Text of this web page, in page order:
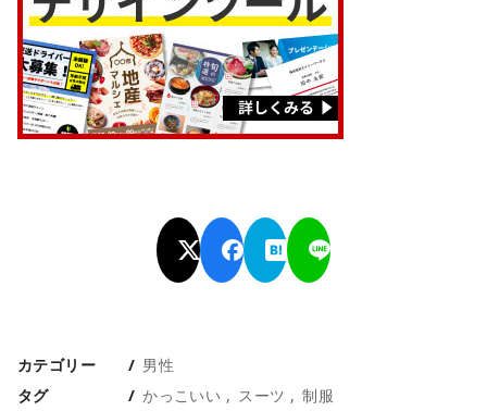
カテゴリー
男性
タグ
かっこいい スーツ 制服